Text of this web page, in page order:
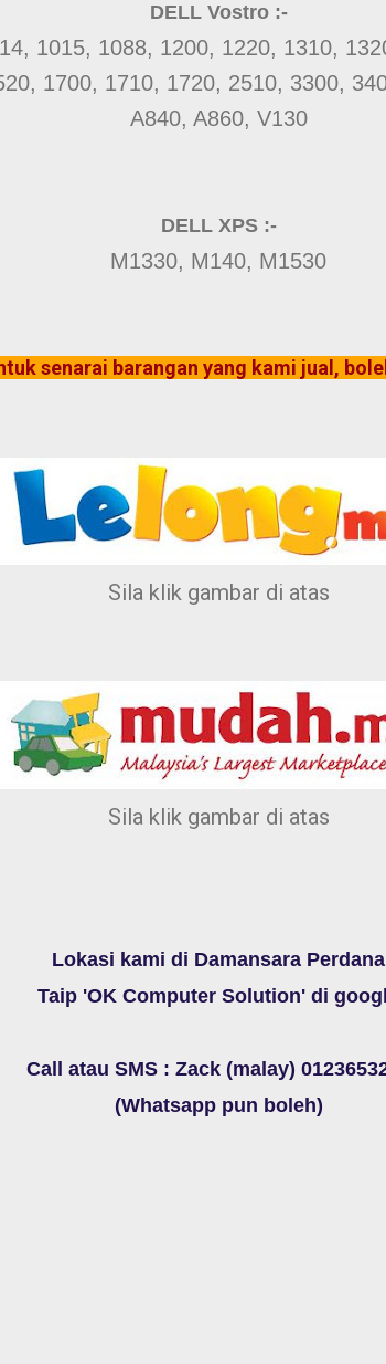
DELL Vostro :-
1015, 1088, 1200, 1220, 1310,
1700, 1710, 1720, 2510, 3300,
A840, A860, V130
DELL XPS :-
M1330, M140, M1530
senarai barangan yang kami jual,
Sila klik gambar di atas
Sila klik gambar di atas
Lokasi kami di Damansara Perdana
Taip 'OK Computer Solution' di
Call atau SMS : Zack (malay)
(Whatsapp pun boleh)